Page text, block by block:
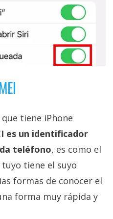
tiene iPhone
es un identificador
teléfono, es como el
tuyo tiene el suyo
formas de conocer el
forma muy rápida y